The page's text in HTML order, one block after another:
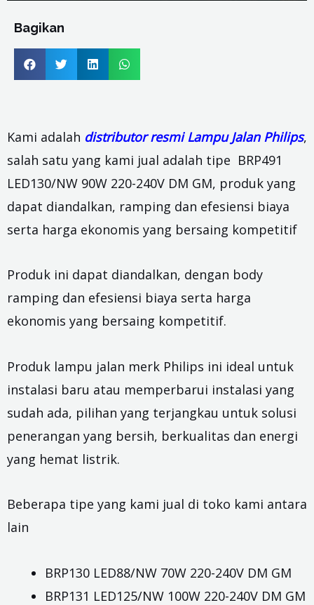
Bagikan
Kami adalah distributor resmi Lampu Jalan Philips,
salah satu yang kami jual adalah tipe BRP491
LED130/NW 90W 220-240V DM GM, produk yang
dapat diandalkan, ramping dan efesiensi biaya
serta harga ekonomis yang bersaing kompetitif
Produk ini dapat diandalkan, dengan body
ramping dan efesiensi biaya serta harga
ekonomis yang bersaing kompetitif.
Produk lampu jalan merk Philips ini ideal untuk
instalasi baru atau memperbarui instalasi yang
sudah ada, pilihan yang terjangkau untuk solusi
penerangan yang bersih, berkualitas dan energi
yang hemat listrik.
Beberapa tipe yang kami jual di toko kami antara
lain
BRP130 LED88/NW 70W 220-240V DM GM
BRP131 LED125/NW 100W 220-240V DM GM